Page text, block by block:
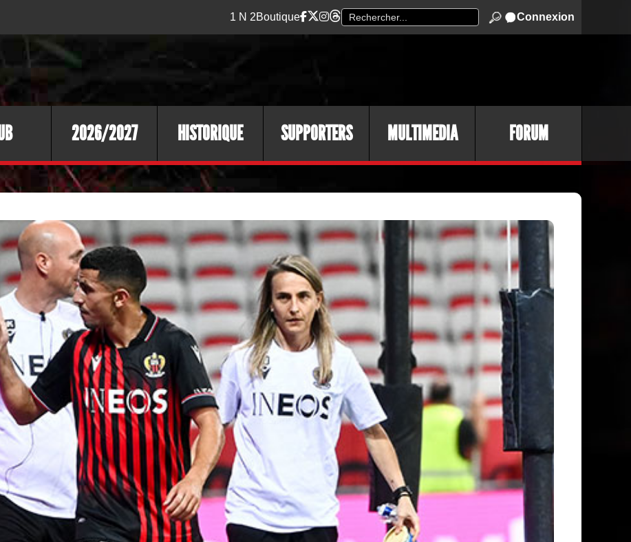
1 N 2Boutique Connexion
2026/2027 HISTORIQUE SUPPORTERS MULTIMEDIA FORUM